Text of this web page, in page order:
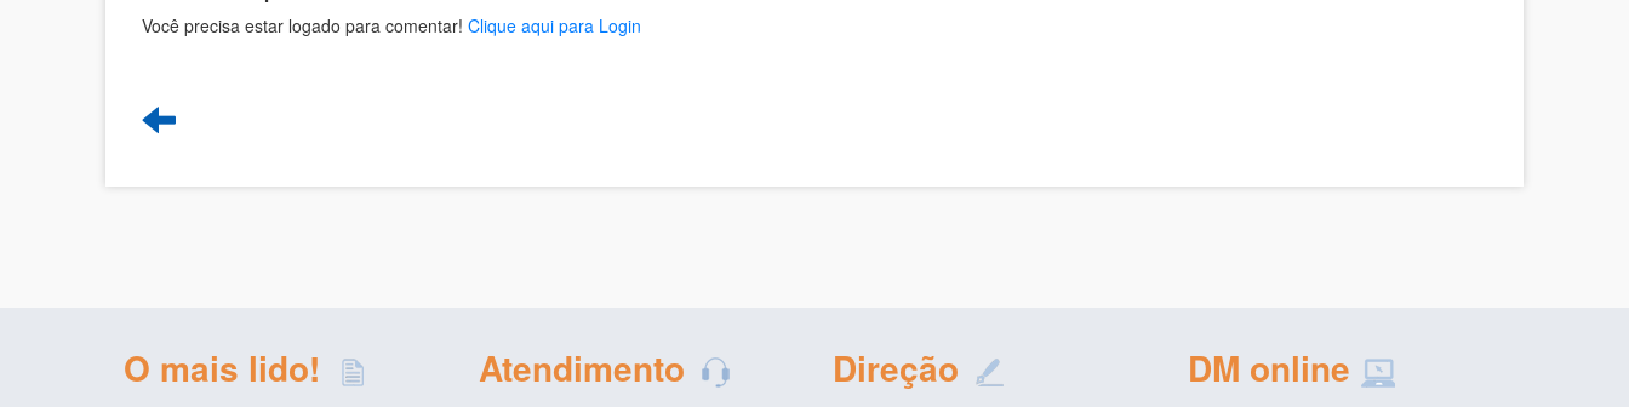
Você precisa estar logado para comentar! Clique aqui para Login
O mais lido! Atendimento Direção DM online